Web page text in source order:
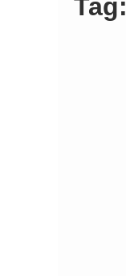
Tag: